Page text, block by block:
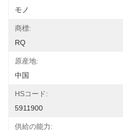
モノ
商標:
RQ
原産地:
中国
HSコード:
5911900
供給の能力: